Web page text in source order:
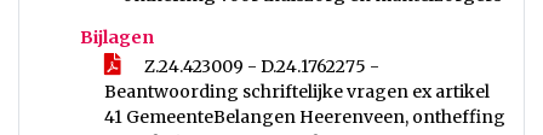
Bijlagen
Z.24.423009 - D.24.1762275 -
Beantwoording schriftelijke vragen ex artikel
41 GemeenteBelangen Heerenveen, ontheffing